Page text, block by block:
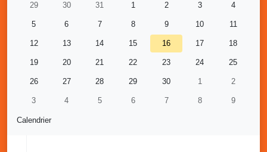
Calendrier
29 30 31 1 2 3 4
5 6 7 8 9 10 11
12 13 14 15 16 17 18
19 20 21 22 23 24 25
26 27 28 29 30 1 2
3 4 5 6 7 8 9